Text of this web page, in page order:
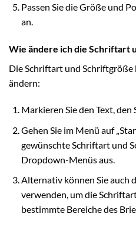
Passen Sie die Größe und
an.
Wie ändere ich die Schriftart
Die Schriftart und Schriftgröße
ändern:
Markieren Sie den Text, den
Gehen Sie im Menü auf
gewünschte Schriftart und
Dropdown-Menüs aus.
Alternativ können Sie auch
verwenden, um die
bestimmte Bereiche des